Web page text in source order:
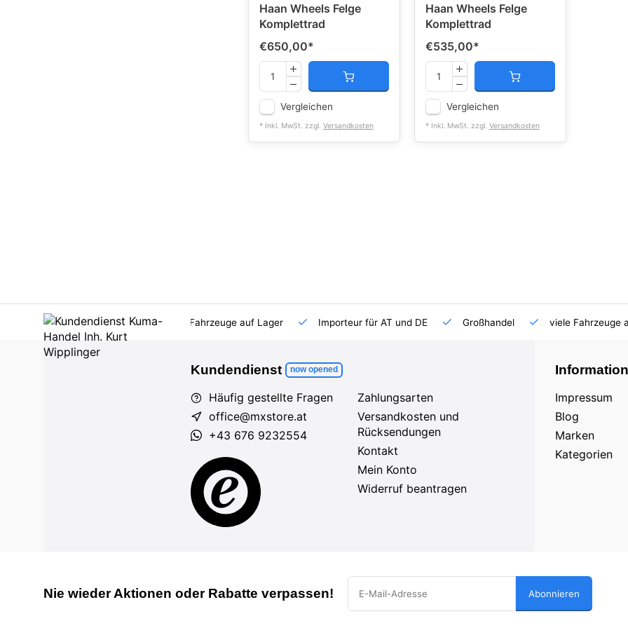
Haan Wheels Felge
Komplettrad
€650,00*
Vergleichen
* Inkl. MwSt. zzgl. Versandkosten
Haan Wheels Felge
Komplettrad
€535,00*
Vergleichen
* Inkl. MwSt. zzgl. Versandkosten
Großhandel viele Fahrzeuge auf Lager Importeur für AT und DE Großhandel viele Fahrzeuge
Kundendienst now opened
Häufig gestellte Fragen
office@mxstore.at
+43 676 9232554
Zahlungsarten
Versandkosten und
Rücksendungen
Kontakt
Mein Konto
Widerruf beantragen
Impressum
Blog
Marken
Kategorien
Nie wieder Aktionen oder Rabatte verpassen! Abonnieren